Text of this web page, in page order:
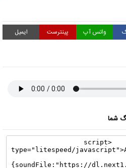
واتس آپ پینترست ایمیل
شما